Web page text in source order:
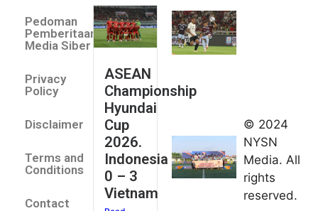
Pedoman
Pemberitaan
Media Siber
Privacy
Policy
Disclaimer
Terms and
Conditions
Contact
ASEAN
Championship
Hyundai
Cup
2026.
Indonesia
0 – 3
Vietnam
umum
Kejurnas
Panahan
Junior di
Kudus
© 2024
NYSN
Media. All
rights
reserved.